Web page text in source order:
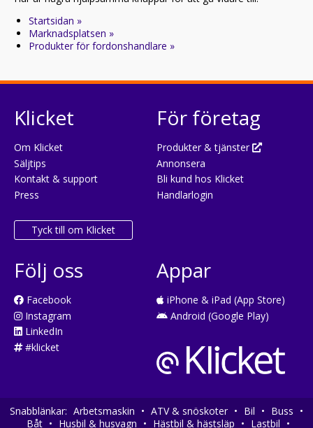
Startsidan »
Marknadsplatsen »
Produkter för fordonshandlare »
Klicket
Om Klicket
Säljtips
Kontakt & support
Press
Tyck till om Klicket
För företag
Produkter & tjänster
Annonsera
Bli kund hos Klicket
Handlarlogin
Följ oss
Facebook
Instagram
LinkedIn
#klicket
Appar
iPhone & iPad (App Store)
Android (Google Play)
Snabblänkar: Arbetsmaskin • ATV & snöskoter • Bil • Buss •
Båt • Husbil & husvagn • Hästbil & hästsläp • Lastbil •